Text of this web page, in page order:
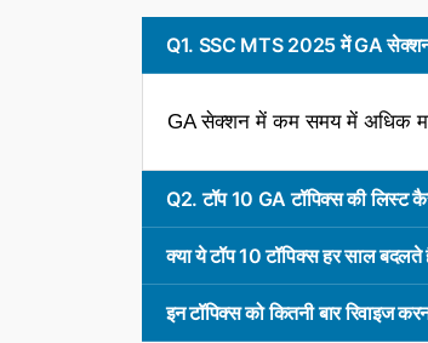
Q1. SSC MTS 2025 में GA सेक्शन
GA सेक्शन में कम समय में अधिक
Q2. टॉप 10 GA टॉपिक्स की लिस्ट
क्या ये टॉप 10 टॉपिक्स हर साल बदलते
इन टॉपिक्स को कितनी बार रिवाइज